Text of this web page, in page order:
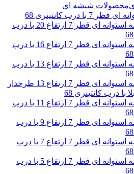
محصولات شیشه ای
درب کانتینری 68
جار شیشه استوانه ای قطر 7 ارتفاع 20 با درب
جار شیشه استوانه ای قطر 7 ارتفاع 16 با درب
جار شیشه استوانه ای قطر 7 ارتفاع 13 با درب
جار شیشه استوانه ای قطر 7 ارتفاع 13 طرحدار
با درب کانتینری 68
جار شیشه استوانه ای قطر 7 ارتفاع 11 با درب
جار شیشه استوانه ای قطر 7 ارتفاع 9 با درب
جار شیشه استوانه ای قطر 7 ارتفاع 7 با درب
جار شیشه استوانه ای قطر 7 ارتفاع 5 با درب